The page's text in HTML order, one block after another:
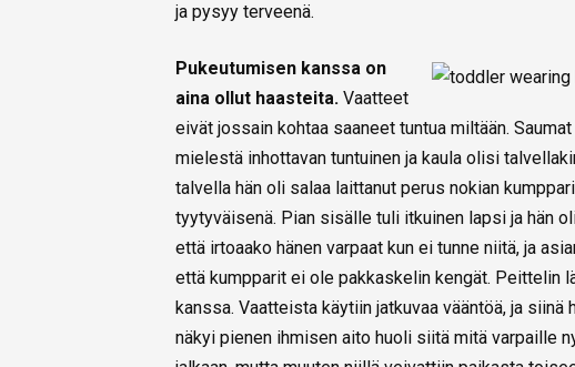
ja pysyy terveenä.
Pukeutumisen kanssa on
aina ollut haasteita. Vaatteet
eivät jossain kohtaa saaneet tuntua miltään.
mielestä inhottavan tuntuinen ja kaula olisi
talvella hän oli salaa laittanut perus nokian
tyytyväisenä. Pian sisälle tuli itkuinen lapsi ja hän
että irtoaako hänen varpaat kun ei tunne niitä, ja
että kumpparit ei ole pakkaskelin kengät. Peittelin
kanssa. Vaatteista käytiin jatkuvaa vääntöä, ja
näkyi pienen ihmisen aito huoli siitä mitä varpaille